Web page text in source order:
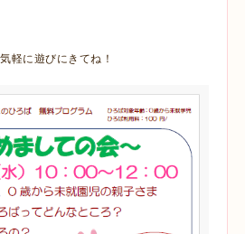
軽に遊びにきてね！